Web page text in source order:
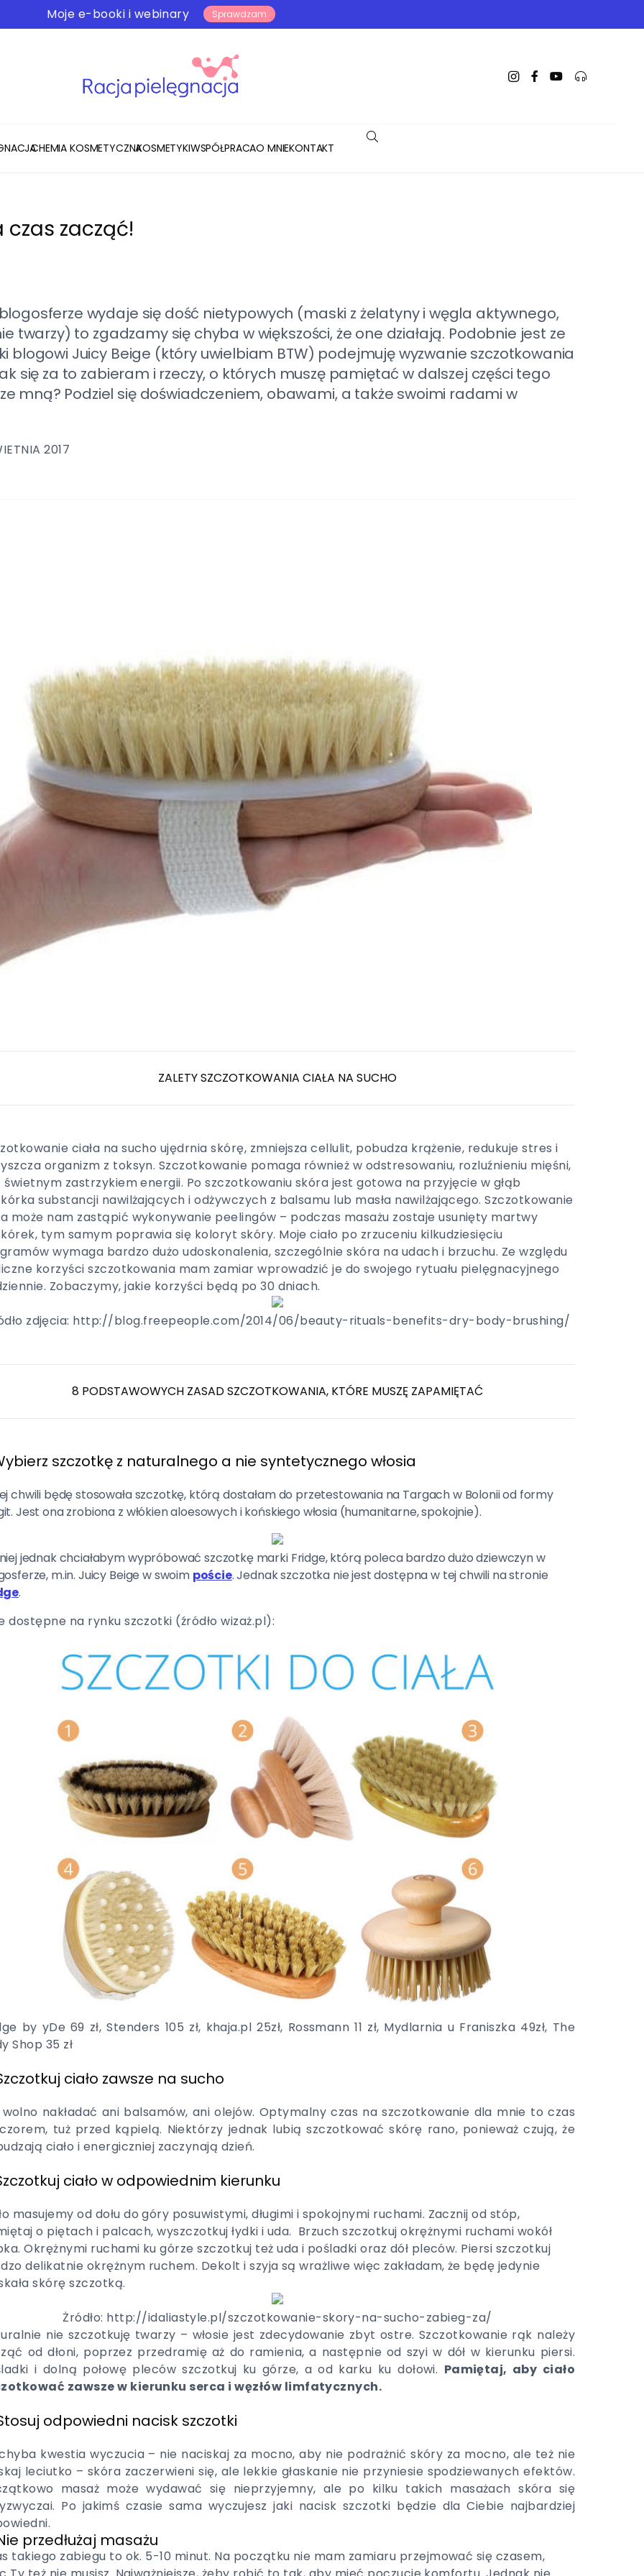
Moje e-booki i webinary Sprawdzam
CHEMIA KOSMETYCZNAKOSMETYKIWSPÓŁPRACAO MNIEKONTAKT
czas zacząć!
wydaje się dość nietypowych (maski z żelatyny i węgla aktywnego,
twarzy) to zgadzamy się chyba w większości, że one działają. Podobnie jest ze
blogowi Juicy Beige (który uwielbiam BTW) podejmuję wyzwanie szczotkowania
się za to zabieram i rzeczy, o których muszę pamiętać w dalszej części tego
mną? Podziel się doświadczeniem, obawami, a także swoimi radami w
2017
ZALETY SZCZOTKOWANIA CIAŁA NA SUCHO
ciała na sucho ujędrnia skórę, zmniejsza cellulit, pobudza krążenie, redukuje stres i
organizm z toksyn. Szczotkowanie pomaga również w odstresowaniu, rozluźnieniu mięśni,
świetnym zastrzykiem energii. Po szczotkowaniu skóra jest gotowa na przyjęcie w głąb
substancji nawilżających i odżywczych z balsamu lub masła nawilżającego. Szczotkowanie
może nam zastąpić wykonywanie peelingów – podczas masażu zostaje usunięty martwy
tym samym poprawia się koloryt skóry. Moje ciało po zrzuceniu kilkudziesięciu
wymaga bardzo dużo udoskonalenia, szczególnie skóra na udach i brzuchu. Ze względu
korzyści szczotkowania mam zamiar wprowadzić je do swojego rytuału pielęgnacyjnego
Zobaczymy, jakie korzyści będą po 30 dniach.
zdjęcia: http://blog.freepeople.com/2014/06/beauty-rituals-benefits-dry-body-brushing/
8 PODSTAWOWYCH ZASAD SZCZOTKOWANIA, KTÓRE MUSZĘ ZAPAMIĘTAĆ
szczotkę z naturalnego a nie syntetycznego włosia
chwili będę stosowała szczotkę, którą dostałam do przetestowania na Targach w Bolonii od formy
Jest ona zrobiona z włókien aloesowych i końskiego włosia (humanitarne, spokojnie).
jednak chciałabym wypróbować szczotkę marki Fridge, którą poleca bardzo dużo dziewczyn w
m.in. Juicy Beige w swoim poście. Jednak szczotka nie jest dostępna w tej chwili na stronie
.
dostępne na rynku szczotki (źródło wizaż.pl):
by yDe 69 zł, Stenders 105 zł, khaja.pl 25zł, Rossmann 11 zł, Mydlarnia u Franiszka 49zł, The
Shop 35 zł
ciało zawsze na sucho
wolno nakładać ani balsamów, ani olejów. Optymalny czas na szczotkowanie dla mnie to czas
tuż przed kąpielą. Niektórzy jednak lubią szczotkować skórę rano, ponieważ czują, że
ciało i energiczniej zaczynają dzień.
ciało w odpowiednim kierunku
masujemy od dołu do góry posuwistymi, długimi i spokojnymi ruchami. Zacznij od stóp,
o piętach i palcach, wyszczotkuj łydki i uda. Brzuch szczotkuj okrężnymi ruchami wokół
Okrężnymi ruchami ku górze szczotkuj też uda i pośladki oraz dół pleców. Piersi szczotkuj
delikatnie okrężnym ruchem. Dekolt i szyja są wrażliwe więc zakładam, że będę jedynie
skórę szczotką.
Żródło: http://idaliastyle.pl/szczotkowanie-skory-na-sucho-zabieg-za/
nie szczotkuję twarzy – włosie jest zdecydowanie zbyt ostre. Szczotkowanie rąk należy
od dłoni, poprzez przedramię aż do ramienia, a następnie od szyi w dół w kierunku piersi.
i dolną połowę pleców szczotkuj ku górze, a od karku ku dołowi. Pamiętaj, aby ciało
zawsze w kierunku serca i węzłów limfatycznych.
odpowiedni nacisk szczotki
kwestia wyczucia – nie naciskaj za mocno, aby nie podrażnić skóry za mocno, ale też nie
leciutko – skóra zaczerwieni się, ale lekkie głaskanie nie przyniesie spodziewanych efektów.
masaż może wydawać się nieprzyjemny, ale po kilku takich masażach skóra się
Po jakimś czasie sama wyczujesz jaki nacisk szczotki będzie dla Ciebie najbardziej
przedłużaj masażu
takiego zabiegu to ok. 5-10 minut. Na początku nie mam zamiaru przejmować się czasem,